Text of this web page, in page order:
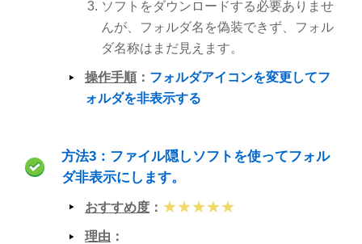
ソフトをダウンロードする必要ありませ
んが、フォルダ名を偽装できず、フォル
ダ名称はまだ見えます。
操作手順 ： フォルダアイコンを変更してフ
ォルダを非表示する
方法3：ファイル隠しソフトを使ってフォル
ダ非表示にします。
おすすめ度 ： ★★★★★
理由 ：